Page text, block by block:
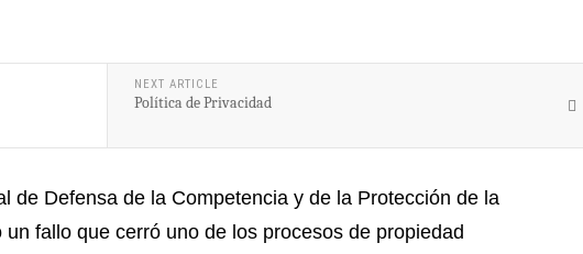
NEXT ARTICLE
Política de Privacidad
de Defensa de la Competencia y de la Protección de la
fallo que cerró uno de los procesos de propiedad